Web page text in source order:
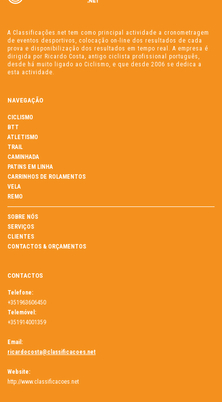
A Classificações.net tem como principal actividade a cronometragem
de eventos desportivos, colocação on-line dos resultados de cada
prova e disponibilização dos resultados em tempo real. A empresa é
dirigida por Ricardo Costa, antigo ciclista profissional português,
desde há muito ligado ao Ciclismo, e que desde 2006 se dedica a
esta actividade.
NAVEGAÇÃO
CICLISMO
BTT
ATLETISMO
TRAIL
CAMINHADA
PATINS EM LINHA
CARRINHOS DE ROLAMENTOS
VELA
REMO
SOBRE NÓS
SERVIÇOS
CLIENTES
CONTACTOS & ORÇAMENTOS
CONTACTOS
Telefone:
+351963606450
Telemóvel:
+351914001359
Email:
ricardocosta@classificacoes.net
Website:
http://www.classificacoes.net